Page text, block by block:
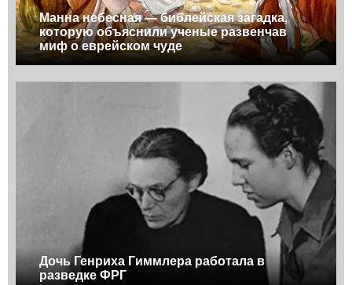
Манна небесная — библейская загадка,
которую объяснили ученые развенчав
миф о еврейском чуде
Дочь Генриха Гиммлера работала в
разведке ФРГ